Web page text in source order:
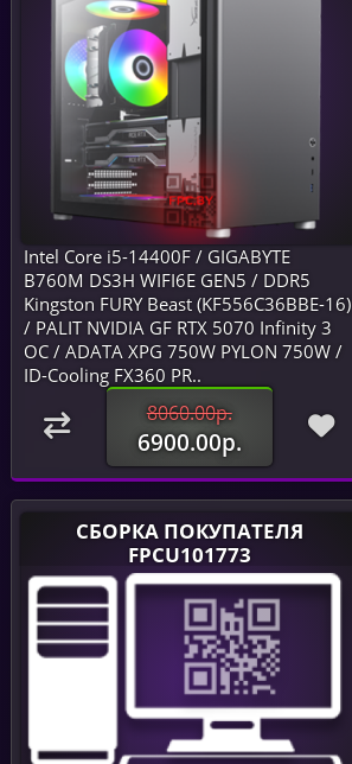
Intel Core i5-14400F / GIGABYTE
B760M DS3H WIFI6E GEN5 / DDR5
Kingston FURY Beast (KF556C36BBE-16)
/ PALIT NVIDIA GF RTX 5070 Infinity 3
OC / ADATA XPG 750W PYLON 750W /
ID-Cooling FX360 PR..
8060.00р.
6900.00р.
СБОРКА ПОКУПАТЕЛЯ
FPCU101773